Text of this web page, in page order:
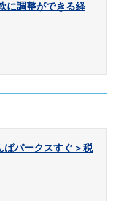
に調整ができる経
ばパークスすぐ＞税